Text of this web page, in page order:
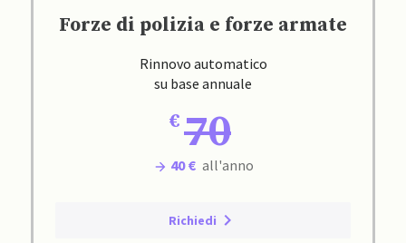
Forze di polizia e forze armate
Rinnovo automatico
su base annuale
70
40 € all'anno
Richiedi